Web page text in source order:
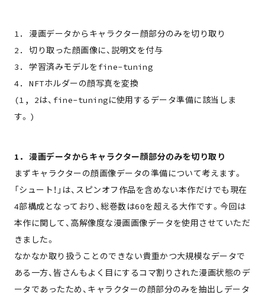
1. 漫画データからキャラクター顔部分のみを切り取り
2. 切り取った顔画像に、説明文を付与
3. 学習済みモデルをfine-tuning
4. NFTホルダーの顔写真を変換
(1, 2は、fine-tuningに使用するデータ準備に該当しま
す。)
1. 漫画データからキャラクター顔部分のみを切り取り
まずキャラクターの顔画像データの準備について考えます。
「シュート！」は、スピンオフ作品を含めない本作だけでも現在
4部構成となっており、総巻数は60を超える大作です。今回は
本作に関して、高解像度な漫画画像データを使用させていただ
きました。
なかなか取り扱うことのできない貴重かつ大規模なデータで
ある一方、皆さんもよく目にするコマ割りされた漫画状態のデ
ータであったため、キャラクターの顔部分のみを抽出しデータ